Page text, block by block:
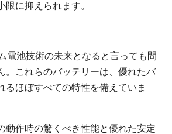
に抑えられます。
電池技術の未来となると言っても間
。これらのバッテリーは、優れたバ
るほぼすべての特性を備えていま
動作時の驚くべき性能と優れた安定